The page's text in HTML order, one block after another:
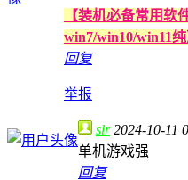
【装机必备常用软
win7/win10/win11
回复
举报
slr2024-10-11
单机游戏强
回复